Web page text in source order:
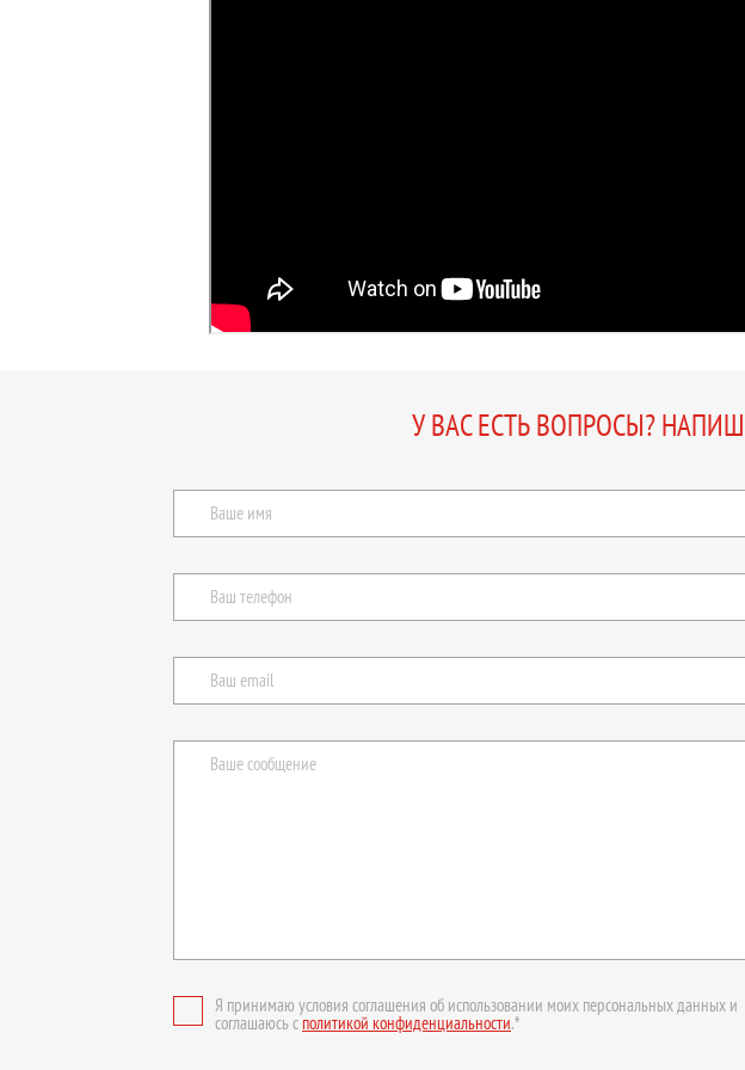
У ВАС ЕСТЬ ВОПРОСЫ?
Я принимаю условия соглашения об использовании моих персональных данных и
соглашаюсь сполитикой конфиденциальности.*